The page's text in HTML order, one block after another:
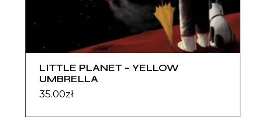
LITTLE PLANET – YELLOW
UMBRELLA
35.00zł